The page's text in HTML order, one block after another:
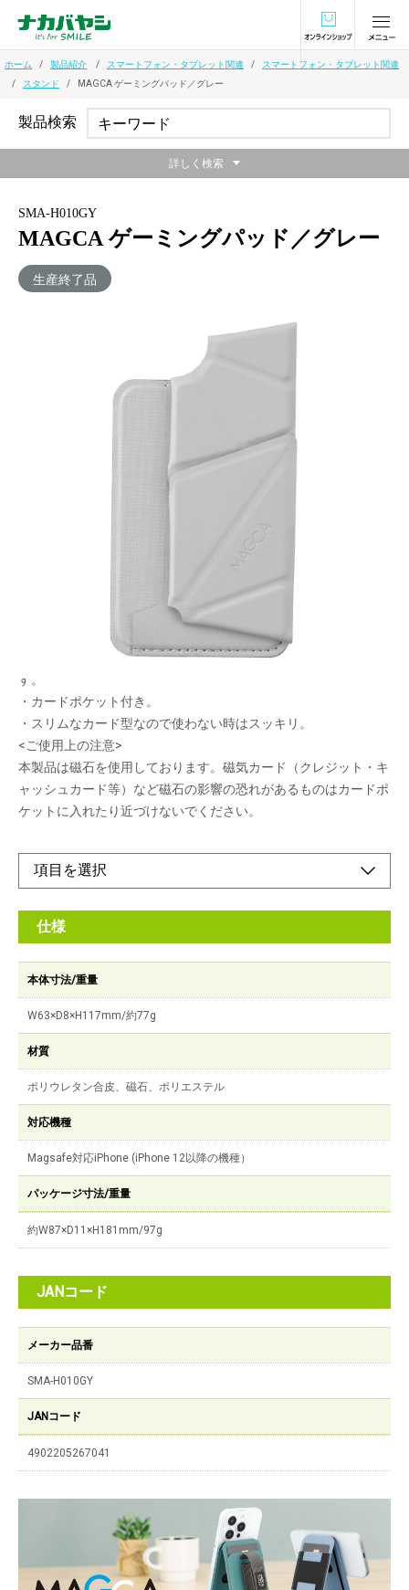
オンラインショ
ホーム 製品紹介 スマートフォン・タブレット関連
スマートフォン・タブレット関連
スタンド
MAGCA ゲーミングパッド／グレー
SMA-H010GY
MAGCA ゲーミングパッド／グレー
生産終了品
iPhoneをコントローラーのように
・Magsafe対応iPhoneに簡単着脱できます。
・折畳式のハンドルでiPhoneをコントローラーのように握れま
す。
・カードポケット付き。
・スリムなカード型なので使わない時はスッキリ。
<ご使用上の注意>
本製品は磁石を使用しております。磁気カード（クレジット・キ
ャッシュカード等）など磁石の影響の恐れがあるものはカードポ
ケットに入れたり近づけないでください。
仕様
本体寸法/重量
W63×D8×H117mm/約77g
材質
ポリウレタン合皮、磁石、ポリエステル
対応機種
Magsafe対応iPhone (iPhone 12以降の機種）
パッケージ寸法/重量
約W87×D11×H181mm/97g
JANコード
メーカー品番
SMA-H010GY
JANコード
4902205267041
製品検索
詳しく検索